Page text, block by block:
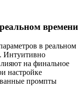
времени
в реальном
Интуитивно
на финальное
настройке
промпты